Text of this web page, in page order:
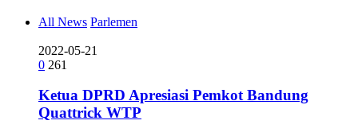
All News Parlemen
2022-05-21
0 261
Ketua DPRD Apresiasi Pemkot Bandung
Quattrick WTP